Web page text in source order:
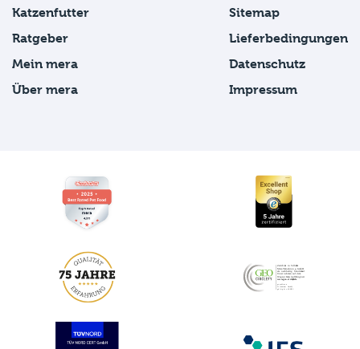
Katzenfutter
Ratgeber
Mein mera
Über mera
Sitemap
Lieferbedingungen
Datenschutz
Impressum